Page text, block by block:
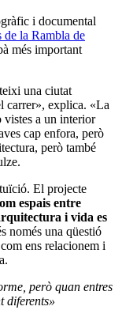
i documental
de la Rambla de
més important
una ciutat
carrer», explica. «La
vistes a un interior
cap enfora, però
però també
El projecte
espais entre
i vida es
només una qüestió
ens relacionem i
però quan entres
diferents»